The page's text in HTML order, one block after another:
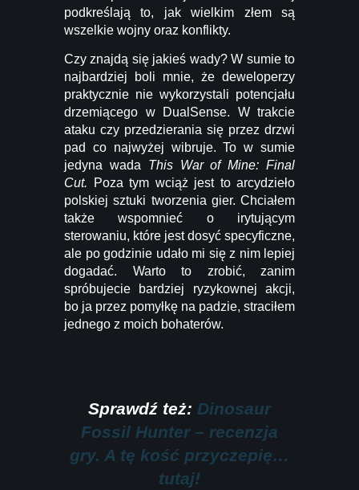
podkreślają to, jak wielkim złem są
wszelkie wojny oraz konflikty.
Czy znajdą się jakieś wady? W sumie to
najbardziej boli mnie, że deweloperzy
praktycznie nie wykorzystali potencjału
drzemiącego w DualSense. W trakcie
ataku czy przedzierania się przez drzwi
pad co najwyżej wibruje. To w sumie
jedyna wada This War of Mine: Final
Cut.
Poza tym wciąż jest to arcydzieło
polskiej sztuki tworzenia gier. Chciałem
także wspomnieć o irytującym
sterowaniu, które jest dosyć specyficzne,
ale po godzinie udało mi się z nim lepiej
dogadać. Warto to zrobić, zanim
spróbujecie bardziej ryzykownej akcji,
bo ja przez pomyłkę na padzie, straciłem
jednego z moich bohaterów.
Sprawdź też: Dinosaur
Fossil Hunter – recenzja
gry. A tę kość przyczepię…
tutaj!